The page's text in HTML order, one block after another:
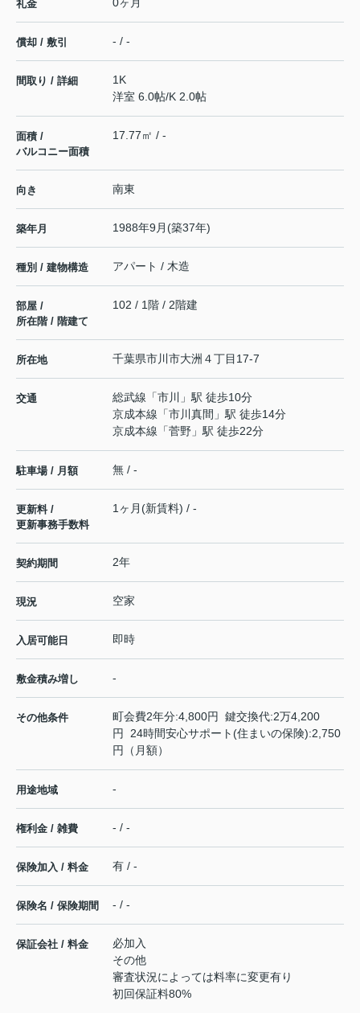
礼金
償却 / 敷引 - / -
間取り / 詳細
1K
洋室 6.0帖/K 2.0帖
面積 /
バルコニー面積
17.77㎡ / -
向き 南東
築年月 1988年9月(築37年)
種別 / 建物構造 アパート / 木造
部屋 /
所在階 / 階建て
102 / 1階 / 2階建
所在地 千葉県市川市大洲 ４丁目17-7
交通 総武線 「市川
」駅 徒歩10分
京成本線 「市川真間 」駅 徒歩14分
京成本線 「菅野 」駅 徒歩22分
駐車場 / 月額 無 / -
更新料 /
更新事務手数料
1ヶ月(新賃料) / -
契約期間 2年
現況 空家
入居可能日 即時
敷金積み増し -
その他条件
町会費2年分:4,800円 鍵交換代:2万4,200
円 24時間安心サポート(住まいの保険):2,750
円（月額）
用途地域 -
権利金 / 雑費 - / -
保険加入 / 料金 有 / -
保険名 / 保険期間 - / -
保証会社 / 料金
必加入
その他
審査状況によっては料率に変更有り
初回保証料80%